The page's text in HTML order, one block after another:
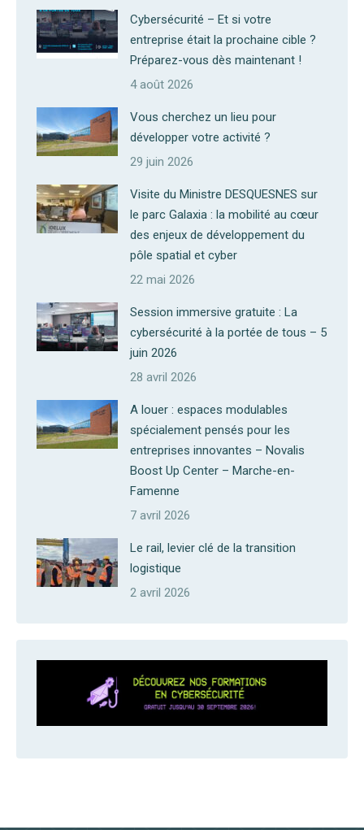
Cybersécurité – Et si votre
entreprise était la prochaine cible ?
Préparez-vous dès maintenant !
4 août 2026
Vous cherchez un lieu pour
développer votre activité ?
29 juin 2026
Visite du Ministre DESQUESNES sur
le parc Galaxia : la mobilité au cœur
des enjeux de développement du
pôle spatial et cyber
22 mai 2026
Session immersive gratuite : La
cybersécurité à la portée de tous – 5
juin 2026
28 avril 2026
A louer : espaces modulables
spécialement pensés pour les
entreprises innovantes – Novalis
Boost Up Center – Marche-en-
Famenne
7 avril 2026
Le rail, levier clé de la transition
logistique
2 avril 2026